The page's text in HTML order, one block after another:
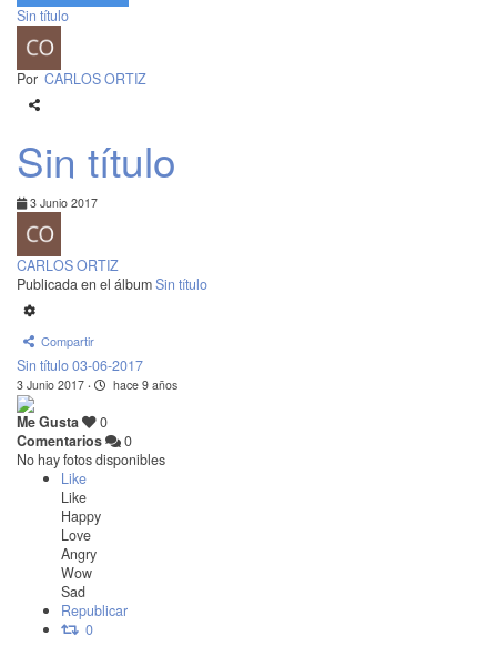
Sin título
Por CARLOS ORTIZ
Sin título
3 Junio 2017
CARLOS ORTIZ
Publicada en el álbumSin título
Compartir
Sin título 03-06-2017
3 Junio 2017 · hace 9 años
Me Gusta
0
Comentarios
0
No hay fotos disponibles
Like
Like
Happy
Love
Angry
Wow
Sad
Republicar
0